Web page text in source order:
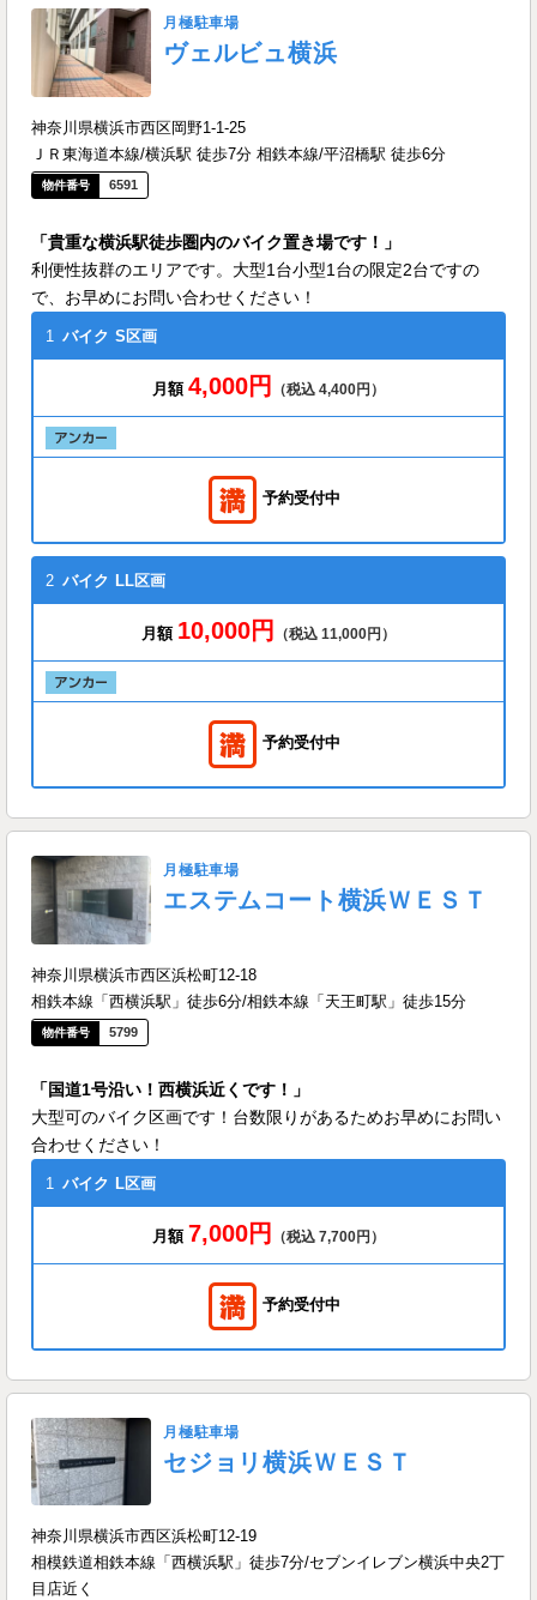
月極駐車場
ヴェルビュ横浜
神奈川県横浜市西区岡野1-1-25
ＪＲ東海道本線/横浜駅 徒歩7分 相鉄本線/平沼橋駅 徒歩6分
6591
「貴重な横浜駅徒歩圏内のバイク置き場です！」
利便性抜群のエリアです。大型1台小型1台の限定2台ですの
で、お早めにお問い合わせください！
1 バイク S区画
月額 4,000円 （税込 4,400円）
予約受付中
2 バイク LL区画
月額 10,000円 （税込 11,000円）
予約受付中
月極駐車場
エステムコート横浜ＷＥＳＴ
神奈川県横浜市西区浜松町12-18
相鉄本線「西横浜駅」徒歩6分/相鉄本線「天王町駅」徒歩15分
5799
「国道1号沿い！西横浜近くです！」
大型可のバイク区画です！台数限りがあるためお早めにお問い
合わせください！
1 バイク L区画
月額 7,000円 （税込 7,700円）
予約受付中
月極駐車場
セジョリ横浜ＷＥＳＴ
神奈川県横浜市西区浜松町12-19
相模鉄道相鉄本線「西横浜駅」徒歩7分/セブンイレブン横浜中央2丁
目店近く